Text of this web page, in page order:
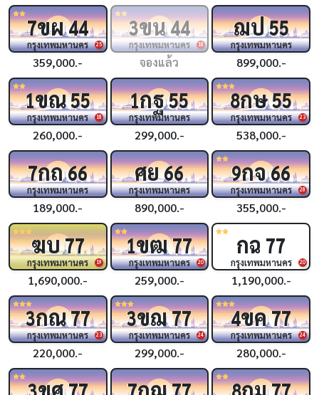
25
7ขผ44
กรุงเทพมหานคร
359,000.-
18
3ขน44
กรุงเทพมหานคร
จองแล้ว
ฌป55
กรุงเทพมหานคร
899,000.-
18
1ขณ55
กรุงเทพมหานคร
260,000.-
1กฐ55
กรุงเทพมหานคร
299,000.-
23
8กษ55
กรุงเทพมหานคร
538,000.-
7กถ66
กรุงเทพมหานคร
189,000.-
ศย66
กรุงเทพมหานคร
890,000.-
28
9กจ66
กรุงเทพมหานคร
355,000.-
19
ฆบ77
กรุงเทพมหานคร
1,690,000.-
20
1ขฒ77
กรุงเทพมหานคร
259,000.-
20
กฉ 77
กรุงเทพมหานคร
1,190,000.-
23
3กณ77
กรุงเทพมหานคร
220,000.-
24
3ขฌ77
กรุงเทพมหานคร
299,000.-
24
4ขค77
กรุงเทพมหานคร
280,000.-
ขศ กฌ กม